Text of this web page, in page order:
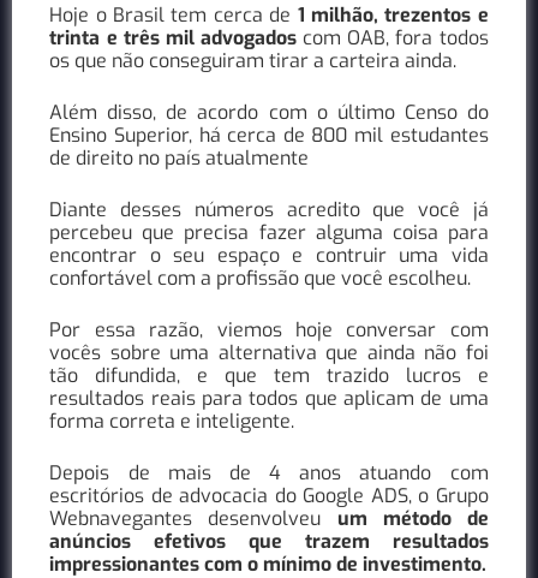
Hoje o Brasil tem cerca de 1 milhão, trezentos e
trinta e três mil advogados com OAB, fora todos
os que não conseguiram tirar a carteira ainda.
Além disso, de acordo com o último Censo do
Ensino Superior, há cerca de 800 mil estudantes
de direito no país atualmente
Diante desses números acredito que você já
percebeu que precisa fazer alguma coisa para
encontrar o seu espaço e contruir uma vida
confortável com a profissão que você escolheu.
Por essa razão, viemos hoje conversar com
vocês sobre uma alternativa que ainda não foi
tão difundida, e que tem trazido lucros e
resultados reais para todos que aplicam de uma
forma correta e inteligente.
Depois de mais de 4 anos atuando com
escritórios de advocacia do Google ADS, o Grupo
Webnavegantes desenvolveu um método de
anúncios efetivos que trazem resultados
impressionantes com o mínimo de investimento.